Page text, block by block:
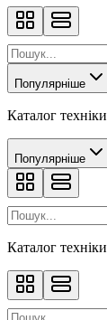
Популярніше
Каталог техніки
Популярніше
Каталог техніки